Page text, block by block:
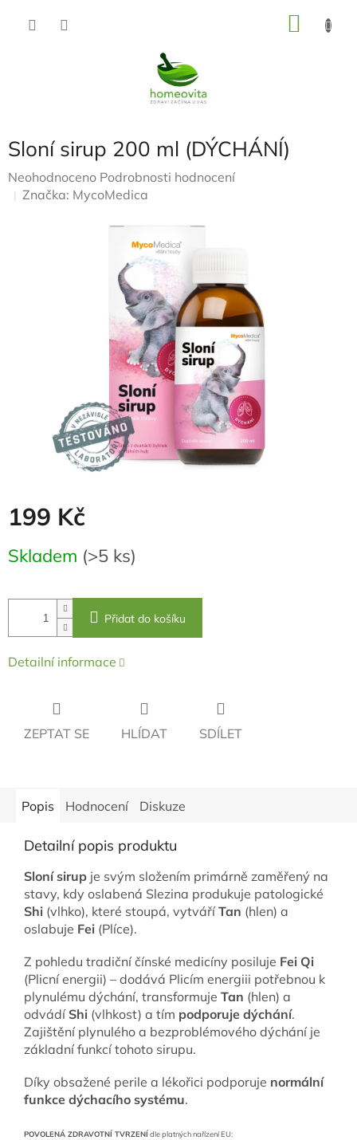
Sloní sirup 200 ml (DÝCHÁNÍ)
Průměrné
hodnocení
Neohodnoceno Podrobnosti hodnocení
Značka: MycoMedica
199 Kč
Měrná
cena:
Skladem (>5 ks)
Přidat do košíku
Detailní informace
ZEPTAT SE HLÍDAT SDÍLET
Popis Hodnocení Diskuze
Detailní popis produktu
Sloní sirup je svým složením primárně zaměřený na
stavy, kdy oslabená Slezina produkuje patologické
Shi (vlhko), které stoupá, vytváříTan (hlen) a
oslabuje Fei (Plíce).
Z pohledu tradiční čínské medicíny posiluje Fei Qi
(Plicní energii) – dodává Plicím energiii potřebnou k
plynulému dýchání, transformuje Tan (hlen) a
odvádí Shi (vlhkost) a tím podporuje dýchání.
Zajištění plynulého a bezproblémového dýchání je
základní funkcí tohoto sirupu.
Díky obsažené perile a lékořici podporuje normální
funkce dýchacího systému.
POVOLENÁ ZDRAVOTNÍ TVRZENÍ dle platných nařízení EU: